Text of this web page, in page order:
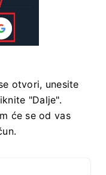
otvori, unesite
"Dalje".
će se od vas